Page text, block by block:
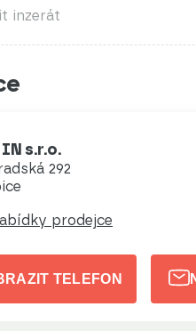
inzerát
s.r.o.
292
prodejce
TELEFON